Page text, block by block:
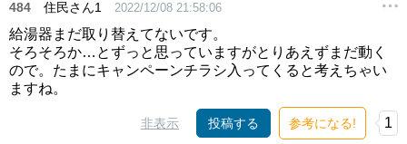
484 住民さん1 2022/12/08 21:58:06
給湯器まだ取り替えてないです。
そろそろか…とずっと思っていますがとりあえずまだ動く
ので。たまにキャンペーンチラシ入ってくると考えちゃい
ますね。
非表示 投稿する 参考になる! 1